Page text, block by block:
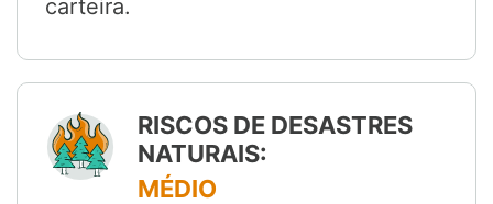
carteira.
RISCOS DE DESASTRES
NATURAIS:
MÉDIO